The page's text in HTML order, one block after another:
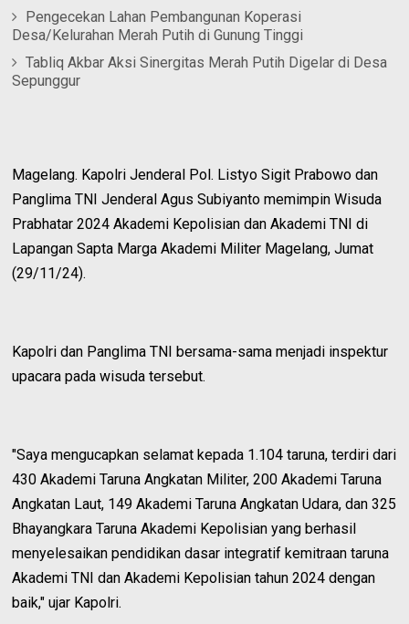
Pengecekan Lahan Pembangunan Koperasi
Desa/Kelurahan Merah Putih di Gunung Tinggi
Tabliq Akbar Aksi Sinergitas Merah Putih Digelar di Desa
Sepunggur
Magelang. Kapolri Jenderal Pol. Listyo Sigit Prabowo dan
Panglima TNI Jenderal Agus Subiyanto memimpin Wisuda
Prabhatar 2024 Akademi Kepolisian dan Akademi TNI di
Lapangan Sapta Marga Akademi Militer Magelang, Jumat
(29/11/24).
Kapolri dan Panglima TNI bersama-sama menjadi inspektur
upacara pada wisuda tersebut.
"Saya mengucapkan selamat kepada 1.104 taruna, terdiri dari
430 Akademi Taruna Angkatan Militer, 200 Akademi Taruna
Angkatan Laut, 149 Akademi Taruna Angkatan Udara, dan 325
Bhayangkara Taruna Akademi Kepolisian yang berhasil
menyelesaikan pendidikan dasar integratif kemitraan taruna
Akademi TNI dan Akademi Kepolisian tahun 2024 dengan
baik," ujar Kapolri.